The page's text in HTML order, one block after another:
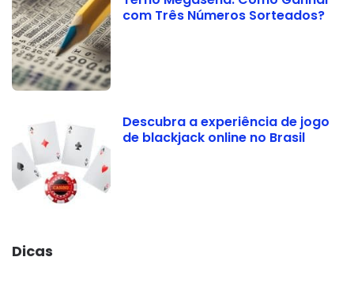
com Três Números Sorteados?
Descubra a experiência de jogo
de blackjack online no Brasil
Dicas